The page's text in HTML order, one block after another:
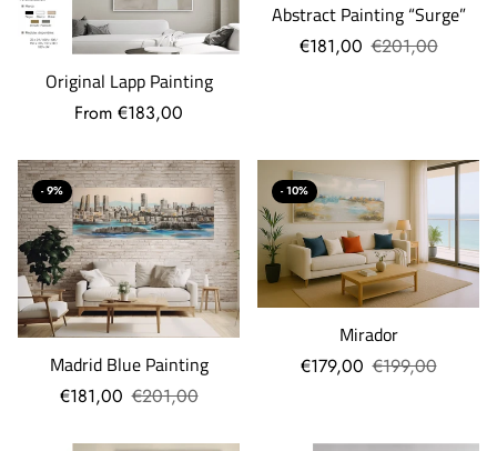
Original Lapp Painting
From €183,00
Abstract Painting “Surge”
€181,00 €201,00
- 9%
Madrid Blue Painting
€181,00 €201,00
- 10%
Mirador
€179,00 €199,00